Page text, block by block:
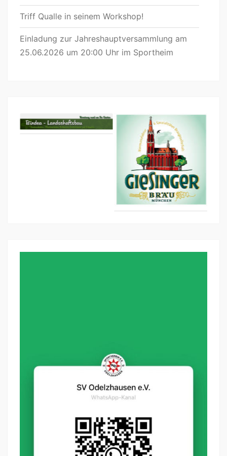
Triff Qualle in seinem Workshop!
Einladung zur Jahreshauptversammlung am
25.06.2026 um 20:00 Uhr im Sportheim